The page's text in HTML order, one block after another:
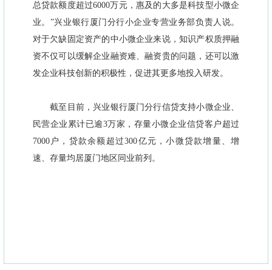
总贷款额度超过6000万元，惠及的大多是科技型小微企
业。”兴业银行厦门分行小企业专营业务部负责人说。
对于欠缺固定资产的中小微企业来说，知识产权质押融
资不仅可以缓解企业融资难、融资贵的问题，还可以激
发企业科技创新的积极性，促进其更多地投入研发。
截至目前，兴业银行厦门分行信贷支持小微企业、
民营企业累计已逾3万家，存量小微企业信贷客户超过
7000户，贷款余额超过300亿元，小微贷款增量、增
速、存量均居厦门地区同业前列。